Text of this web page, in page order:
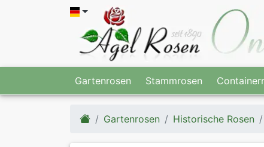
Gartenrosen Stammrosen
Gartenrosen Historische Rosen